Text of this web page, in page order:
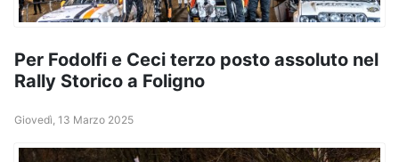
Per Fodolfi e Ceci terzo posto assoluto nel
Rally Storico a Foligno
Giovedì, 13 Marzo 2025